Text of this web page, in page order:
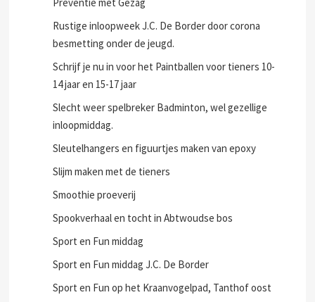
Rustige inloopweek J.C. De Border door corona
besmetting onder de jeugd.
Schrijf je nu in voor het Paintballen voor tieners 10-
14 jaar en 15-17 jaar
Slecht weer spelbreker Badminton, wel gezellige
inloopmiddag.
Sleutelhangers en figuurtjes maken van epoxy
Slijm maken met de tieners
Smoothie proeverij
Spookverhaal en tocht in Abtwoudse bos
Sport en Fun middag
Sport en Fun middag J.C. De Border
Sport en Fun op het Kraanvogelpad, Tanthof oost